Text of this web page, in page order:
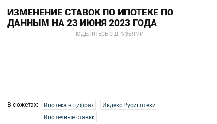
ПОДЕЛИТЕСЬ С ДРУЗЬЯМИ
ИЗМЕНЕНИЕ СТАВОК ПО ИПОТЕКЕ ПО
ДАННЫМ НА 23 ИЮНЯ 2023 ГОДА
В сюжетах: Ипотека в цифрах
Индекс Русипотеки
Ипотечные ставки